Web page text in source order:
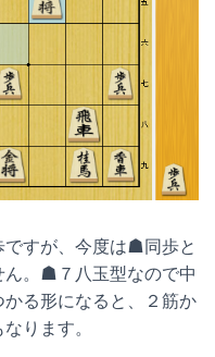
すが、今度は☗同歩と
ん。☗７八玉型なので中
る形になると、２筋か
ります。